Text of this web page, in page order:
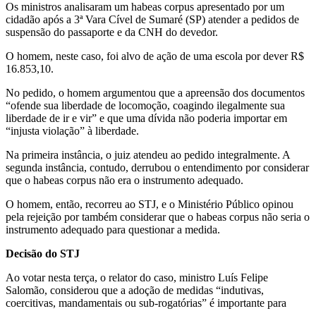
Os ministros analisaram um habeas corpus apresentado por um
cidadão após a 3ª Vara Cível de Sumaré (SP) atender a pedidos de
suspensão do passaporte e da CNH do devedor.
O homem, neste caso, foi alvo de ação de uma escola por dever R$
16.853,10.
No pedido, o homem argumentou que a apreensão dos documentos
“ofende sua liberdade de locomoção, coagindo ilegalmente sua
liberdade de ir e vir” e que uma dívida não poderia importar em
“injusta violação” à liberdade.
Na primeira instância, o juiz atendeu ao pedido integralmente. A
segunda instância, contudo, derrubou o entendimento por considerar
que o habeas corpus não era o instrumento adequado.
O homem, então, recorreu ao STJ, e o Ministério Público opinou
pela rejeição por também considerar que o habeas corpus não seria o
instrumento adequado para questionar a medida.
Decisão do STJ
Ao votar nesta terça, o relator do caso, ministro Luís Felipe
Salomão, considerou que a adoção de medidas “indutivas,
coercitivas, mandamentais ou sub-rogatórias” é importante para